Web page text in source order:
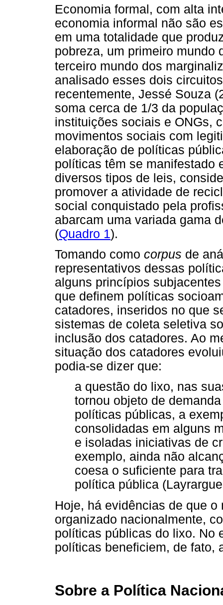
Economia formal, com alta
economia informal não são
em uma totalidade que
pobreza, um primeiro mundo
terceiro mundo dos
analisado esses dois
recentemente, Jessé Souza
soma cerca de 1/3 da
instituições sociais e ONGs,
movimentos sociais com
elaboração de políticas
políticas têm se manifestado
diversos tipos de leis,
promover a atividade de
social conquistado pela
abarcam uma variada gama
(Quadro 1).
Tomando como corpus de
representativos dessas
alguns princípios
que definem políticas
catadores, inseridos no que
sistemas de coleta seletiva
inclusão dos catadores. Ao
situação dos catadores
podia-se dizer que:
a questão do lixo, nas
tornou objeto de
políticas públicas, a
consolidadas em alguns
e isoladas iniciativas de
exemplo, ainda não
coesa o suficiente para
política pública
Hoje, há evidências de que
organizado nacionalmente,
políticas públicas do lixo. No
políticas beneficiem, de fato,
Sobre a Política